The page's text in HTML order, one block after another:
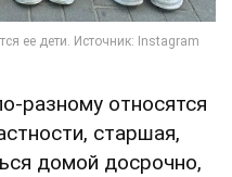
разному относятся
старшая,
домой досрочно,